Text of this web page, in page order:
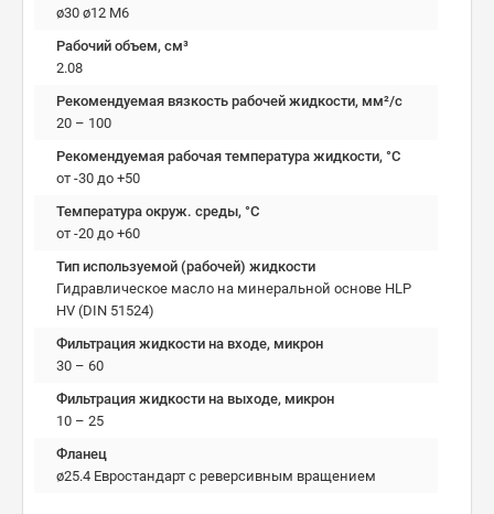
ø30 ø12 М6
Рабочий объем, см³
2.08
Рекомендуемая вязкость рабочей жидкости, мм²/с
20 – 100
Рекомендуемая рабочая температура жидкости, °C
от -30 до +50
Температура окруж. среды, °C
от -20 до +60
Тип используемой (рабочей) жидкости
Гидравлическое масло на минеральной основе HLP
HV (DIN 51524)
Фильтрация жидкости на входе, микрон
30 – 60
Фильтрация жидкости на выходе, микрон
10 – 25
Фланец
ø25.4 Евростандарт с реверсивным вращением